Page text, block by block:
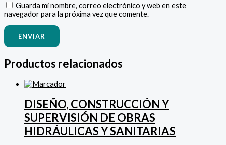
Guarda mi nombre, correo electrónico y web en este
navegador para la próxima vez que comente.
Productos relacionados
DISEÑO, CONSTRUCCIÓN Y
SUPERVISIÓN DE OBRAS
HIDRÁULICAS Y SANITARIAS